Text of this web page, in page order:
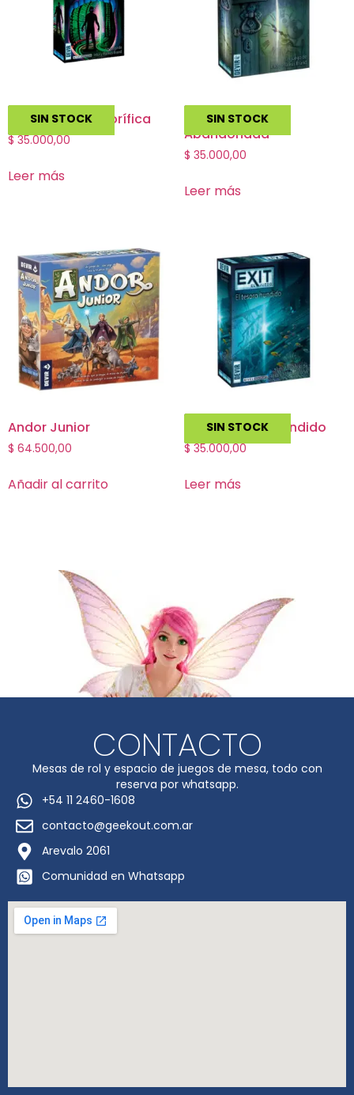
SIN STOCK
Exit La Feria Terrorífica
$35.000,00
Leer más
SIN STOCK
Exit La Cabaña
Abandonada
$ 35.000,00
Leer más
Andor Junior
$ 64.500,00
Añadir al carrito
SIN STOCK
Exit: El Tesoro Hundido
$35.000,00
Leer más
CONTACTO
Mesas de rol y espacio de juegos de mesa, todo con
reserva por whatsapp.
+54 11 2460-1608
contacto@geekout.com.ar
Arevalo 2061
Comunidad en Whatsapp